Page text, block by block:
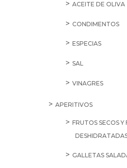
ACEITE DE OLIVA
CONDIMENTOS
ESPECIAS
SAL
VINAGRES
APERITIVOS
FRUTOS SECOS Y
GALLETAS